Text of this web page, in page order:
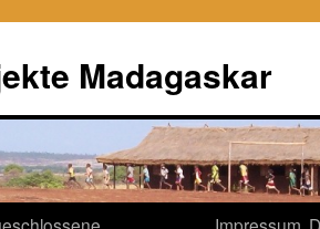
Madagaskar